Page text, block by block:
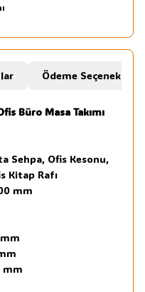
Ödeme Seçenekleri
Büro Masa Takımı
Sehpa, Ofis Kesonu,
Kitap Rafı
mm
mm